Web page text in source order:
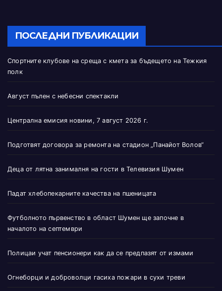
ПОСЛЕДНИ ПУБЛИКАЦИИ
Спортните клубове на среща с кмета за бъдещето на Тежкия
полк
Август пълен с небесни спектакли
Централна емисия новини, 7 август 2026 г.
Подготвят договора за ремонта на стадион „Панайот Волов“
Деца от лятна занималня на гости в Телевизия Шумен
Падат хлебопекарните качества на пшеницата
Футболното първенство в област Шумен ще започне в
началото на септември
Полицаи учат пенсионери как да се предпазят от измами
Огнеборци и доброволци гасиха пожари в сухи треви